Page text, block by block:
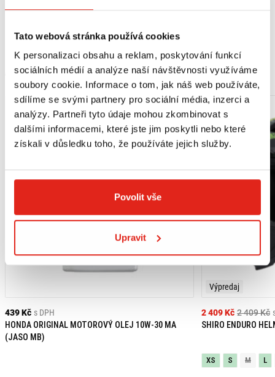
Tato webová stránka používá cookies
K personalizaci obsahu a reklam, poskytování funkcí
sociálních médií a analýze naší návštěvnosti využíváme
soubory cookie. Informace o tom, jak náš web používáte,
sdílíme se svými partnery pro sociální média, inzerci a
analýzy. Partneři tyto údaje mohou zkombinovat s
dalšími informacemi, které jste jim poskytli nebo které
získali v důsledku toho, že používáte jejich služby.
Povolit vše
Upravit
MOHLO BY SE VÁM LÍBIT
439 Kč s DPH
HONDA ORIGINAL MOTOROVÝ OLEJ 10W-30 MA
(JASO MB)
Výpredaj
2 409 Kč
2 409 Kč
SHIRO ENDURO
XS S M L